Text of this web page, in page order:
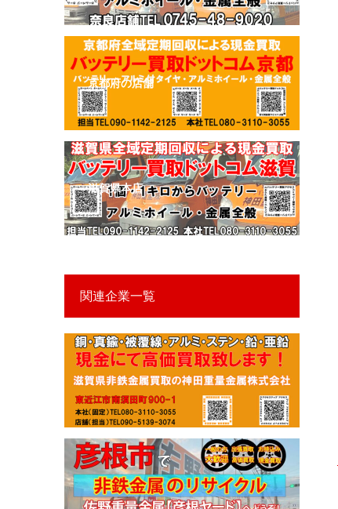
京都府の店舗
滋賀県本店
関連企業一覧